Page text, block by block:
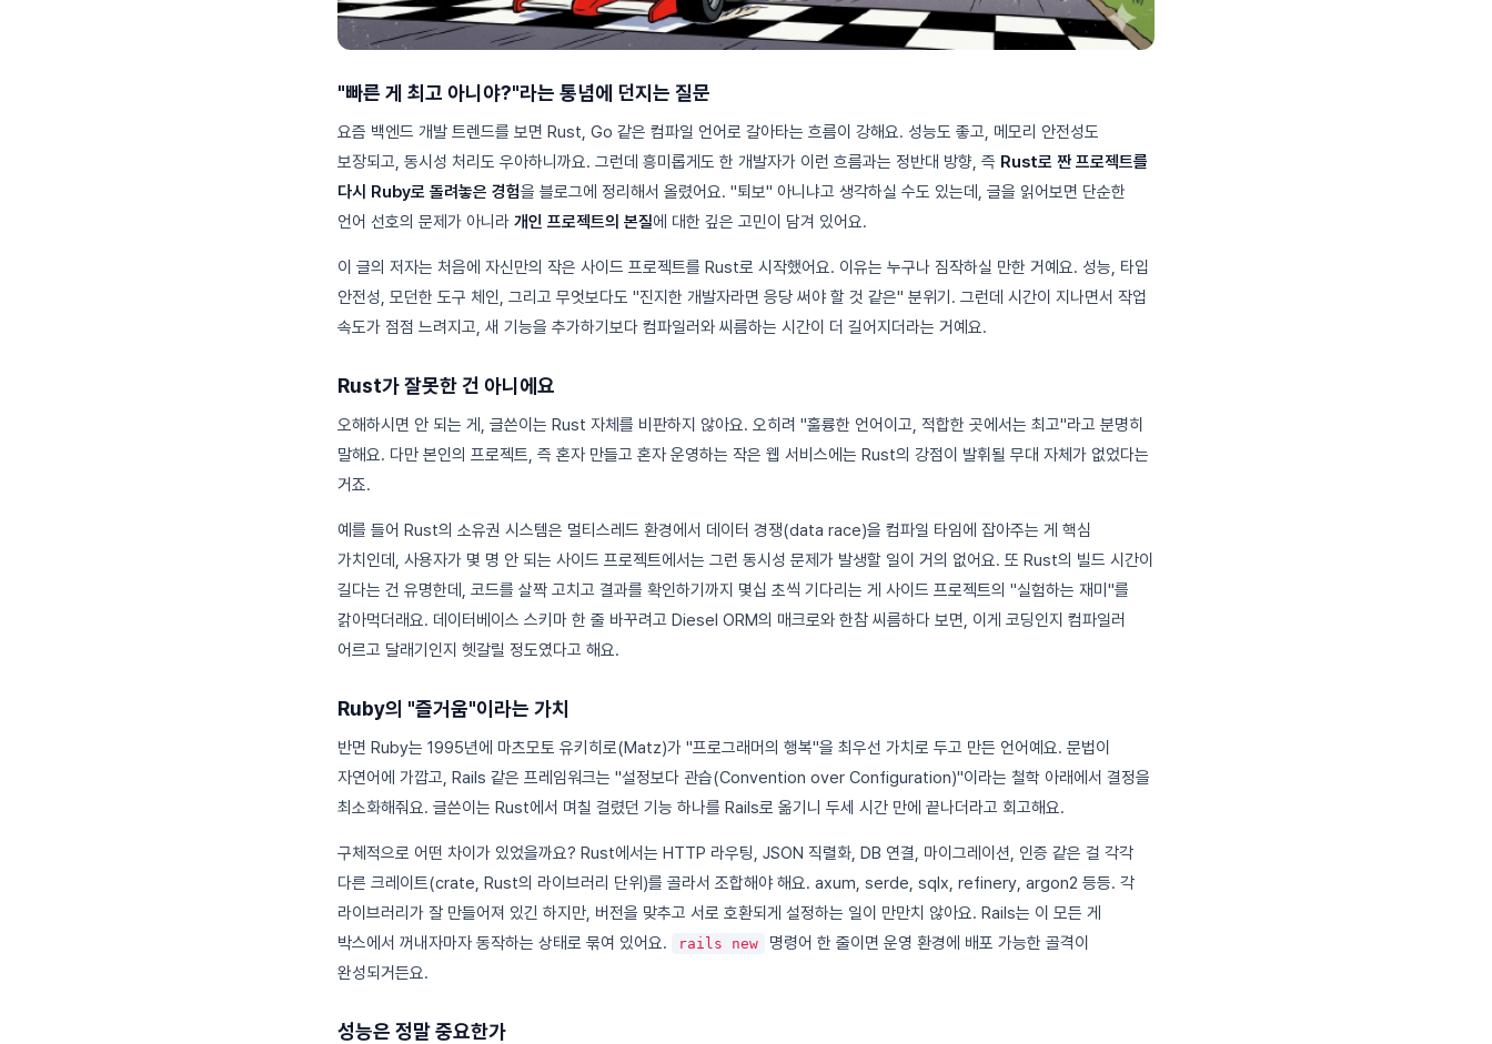
"빠른 게 최고 아니야?"라는 통념에 던지는 질문
요즘 백엔드 개발 트렌드를 보면 Rust, Go 같은 컴파일 언어로 갈아타는 흐름이 강해요. 성능도 좋고, 메모리 안전성도
보장되고, 동시성 처리도 우아하니까요. 그런데 흥미롭게도 한 개발자가 이런 흐름과는 정반대 방향, 즉 Rust로 짠 프로젝트를
다시 Ruby로 돌려놓은 경험을 블로그에 정리해서 올렸어요. "퇴보" 아니냐고 생각하실 수도 있는데, 글을 읽어보면 단순한
언어 선호의 문제가 아니라 개인 프로젝트의 본질에 대한 깊은 고민이 담겨 있어요.
이 글의 저자는 처음에 자신만의 작은 사이드 프로젝트를 Rust로 시작했어요. 이유는 누구나 짐작하실 만한 거예요. 성능, 타입
안전성, 모던한 도구 체인, 그리고 무엇보다도 "진지한 개발자라면 응당 써야 할 것 같은" 분위기. 그런데 시간이 지나면서 작업
속도가 점점 느려지고, 새 기능을 추가하기보다 컴파일러와 씨름하는 시간이 더 길어지더라는 거예요.
Rust가 잘못한 건 아니에요
오해하시면 안 되는 게, 글쓴이는 Rust 자체를 비판하지 않아요. 오히려 "훌륭한 언어이고, 적합한 곳에서는 최고"라고 분명히
말해요. 다만 본인의 프로젝트, 즉 혼자 만들고 혼자 운영하는 작은 웹 서비스에는 Rust의 강점이 발휘될 무대 자체가 없었다는
거죠.
예를 들어 Rust의 소유권 시스템은 멀티스레드 환경에서 데이터 경쟁(data race)을 컴파일 타임에 잡아주는 게 핵심
가치인데, 사용자가 몇 명 안 되는 사이드 프로젝트에서는 그런 동시성 문제가 발생할 일이 거의 없어요. 또 Rust의 빌드 시간이
길다는 건 유명한데, 코드를 살짝 고치고 결과를 확인하기까지 몇십 초씩 기다리는 게 사이드 프로젝트의 "실험하는 재미"를
갉아먹더래요. 데이터베이스 스키마 한 줄 바꾸려고 Diesel ORM의 매크로와 한참 씨름하다 보면, 이게 코딩인지 컴파일러
어르고 달래기인지 헷갈릴 정도였다고 해요.
Ruby의 "즐거움"이라는 가치
반면 Ruby는 1995년에 마츠모토 유키히로(Matz)가 "프로그래머의 행복"을 최우선 가치로 두고 만든 언어예요. 문법이
자연어에 가깝고, Rails 같은 프레임워크는 "설정보다 관습(Convention over Configuration)"이라는 철학 아래에서 결정을
최소화해줘요. 글쓴이는 Rust에서 며칠 걸렸던 기능 하나를 Rails로 옮기니 두세 시간 만에 끝나더라고 회고해요.
구체적으로 어떤 차이가 있었을까요? Rust에서는 HTTP 라우팅, JSON 직렬화, DB 연결, 마이그레이션, 인증 같은 걸 각각
다른 크레이트(crate, Rust의 라이브러리 단위)를 골라서 조합해야 해요. axum, serde, sqlx, refinery, argon2 등등. 각
라이브러리가 잘 만들어져 있긴 하지만, 버전을 맞추고 서로 호환되게 설정하는 일이 만만치 않아요. Rails는 이 모든 게
박스에서 꺼내자마자 동작하는 상태로 묶여 있어요.
rails new
명령어 한 줄이면 운영 환경에 배포 가능한 골격이
완성되거든요.
성능은 정말 중요한가